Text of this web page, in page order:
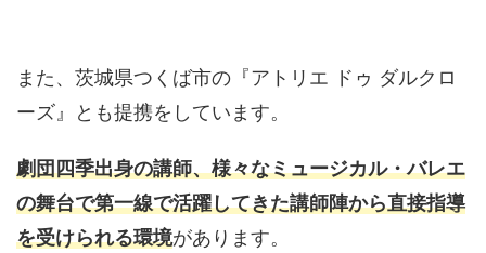
また、茨城県つくば市の『アトリエ ドゥ ダルクロ
ーズ』とも提携をしています。
劇団四季出身の講師、様々なミュージカル・バレエ
の舞台で第一線で活躍してきた講師陣から直接指導
を受けられる環境があります。